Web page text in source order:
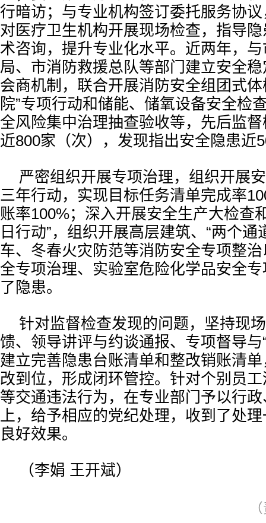
行暗访；与专业机构签订委托服务协
对医疗卫生机构开展现场检查，指导
术咨询，提升专业化水平。近两年，
局、市消防救援总队等部门建立安全
会商机制，联合开展消防安全组团式体
院”专项行动和储能、储氧设备安全检
全风险集中治理抽查验收等，先后监
近800家（次），发现指出安全隐患近
严密组织开展专项治理，组织开展
三年行动，实现目标任务清单完成率
账率100%；深入开展安全生产大检查
日行动”，组织开展高层建筑、“两个通
车、冬春火灾防范等消防安全专项整
全专项治理、实验室危险化学品安全
了隐患。
针对监督检查发现的问题，坚持现
馈、领导讲评与约谈通报、专项督导与
建立完善隐患台账清单和整改销账清
改到位，形成闭环管控。针对个别员
等交通违法行为，在专业部门予以行
上，给予相应的党纪处理，收到了处
良好效果。
（李娟 王开斌）